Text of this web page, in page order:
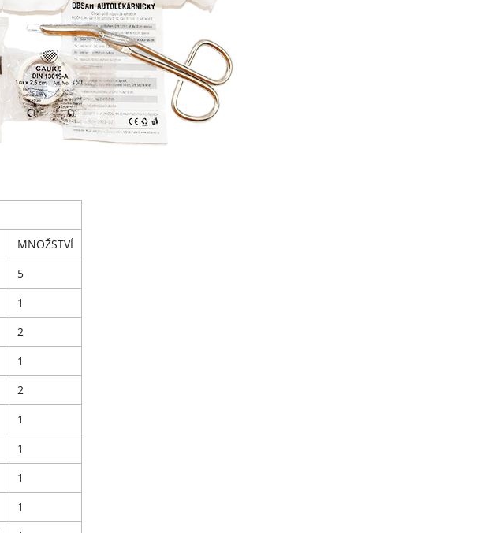
MNOŽSTVÍ
5
1
2
1
2
1
1
1
1